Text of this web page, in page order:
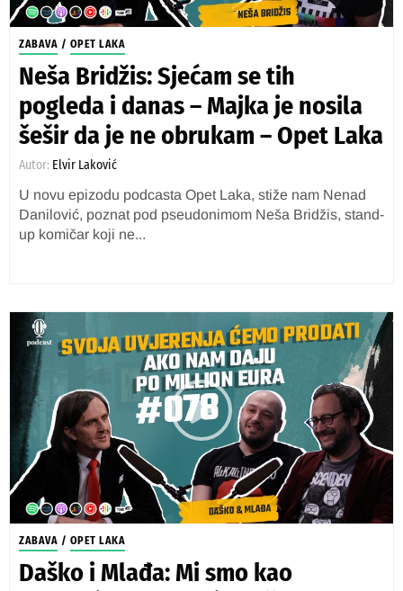
ZABAVA / OPET LAKA
Neša Bridžis: Sjećam se tih
pogleda i danas – Majka je nosila
šešir da je ne obrukam – Opet Laka
Autor: Elvir Laković
U novu epizodu podcasta Opet Laka, stiže nam Nenad
Danilović, poznat pod pseudonimom Neša Bridžis, stand-
up komičar koji ne...
ZABAVA / OPET LAKA
Daško i Mlađa: Mi smo kao